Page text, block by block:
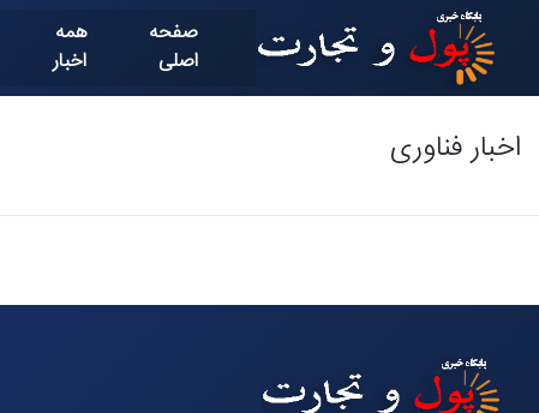
صفحه
اصلی
همه
اخبار
اخبار فناوری